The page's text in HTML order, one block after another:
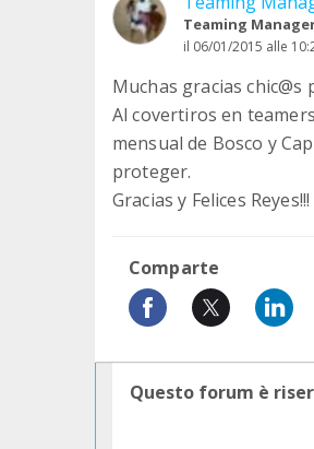
Teaming
il 06/01/2015 alle
Muchas gracias
Al covertiros en
mensual de Bosco y
proteger.
Gracias y Felices Reyes!!!
Comparte
Questo forum è